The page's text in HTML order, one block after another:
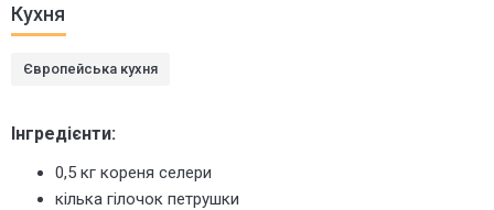
Кухня
Європейська кухня
Інгредієнти:
0,5 кг кореня селери
кілька гілочок петрушки